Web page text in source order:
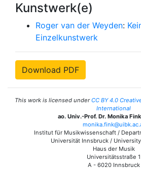
Kunstwerk(e)
Roger van der Weyden:
Einzelkunstwerk
Download PDF
This work is licensed underCC BY 4.0
International
ao. Univ.-Prof. Dr. Monika
Institut für Musikwissenschaft /
Universität Innsbruck /
Haus der Musik
Universitätsstraße 1
A - 6020 Innsbruck